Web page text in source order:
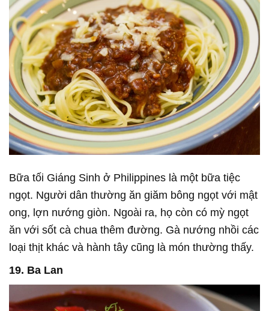
Bữa tối Giáng Sinh ở Philippines là một bữa tiệc
ngọt. Người dân thường ăn giăm bông ngọt với mật
ong, lợn nướng giòn. Ngoài ra, họ còn có mỳ ngọt
ăn với sốt cà chua thêm đường. Gà nướng nhồi các
loại thịt khác và hành tây cũng là món thường thấy.
19. Ba Lan